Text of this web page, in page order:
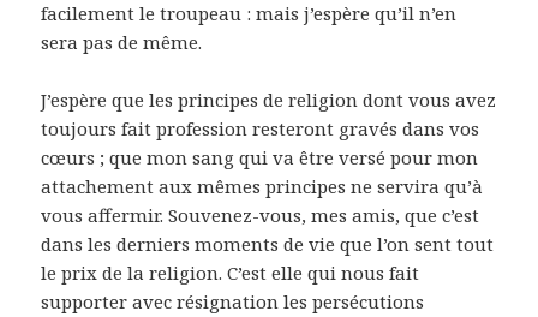
facilement le troupeau : mais j’espère qu’il n’en
sera pas de même.
J’espère que les principes de religion dont vous avez
toujours fait profession resteront gravés dans vos
cœurs ; que mon sang qui va être versé pour mon
attachement aux mêmes principes ne servira qu’à
vous affermir. Souvenez-vous, mes amis, que c’est
dans les derniers moments de vie que l’on sent tout
le prix de la religion. C’est elle qui nous fait
supporter avec résignation les persécutions